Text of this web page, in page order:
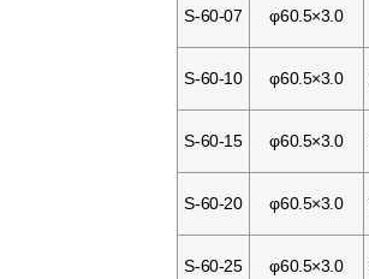
S-60-07 φ60.5×3.0
S-60-10 φ60.5×3.0
S-60-15 φ60.5×3.0
S-60-20 φ60.5×3.0
S-60-25 φ60.5×3.0